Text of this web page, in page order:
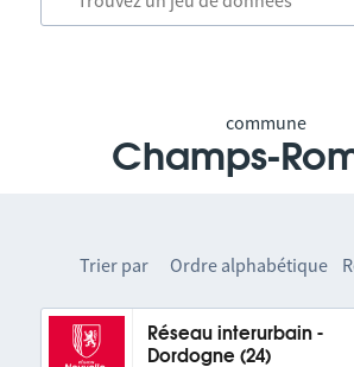
commune
Champs-
Trier par Ordre alphabétique
Réseau interurbain -
Dordogne (24)